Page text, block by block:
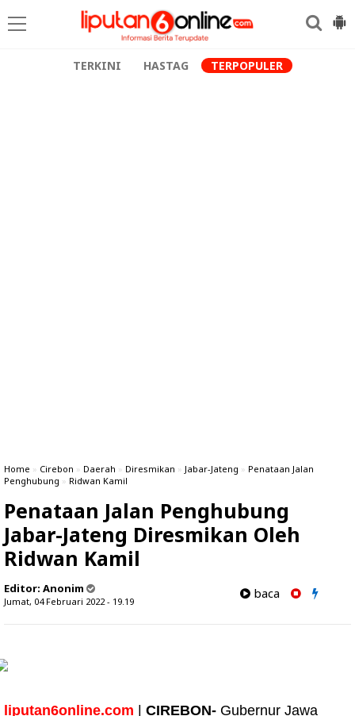
TERKINI HASTAG TERPOPULER
Home » Cirebon » Daerah » Diresmikan » Jabar-Jateng » Penataan Jalan
Penghubung » Ridwan Kamil
Penataan Jalan Penghubung
Jabar-Jateng Diresmikan Oleh
Ridwan Kamil
Editor: Anonim
Jumat, 04 Februari 2022 - 19.19
baca
liputan6online.com CIREBON- Gubernur Jawa